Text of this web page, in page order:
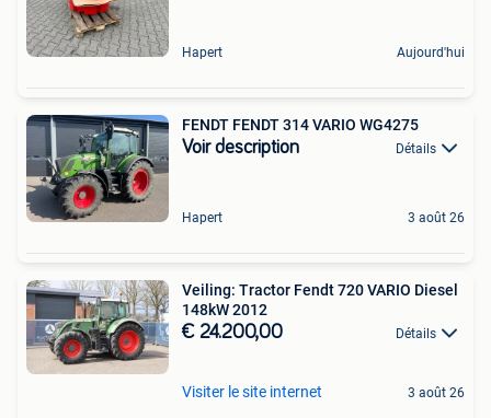
Hapert Aujourd'hui
FENDT FENDT 314 VARIO WG4275
Voir description Détails
Hapert 3 août 26
Veiling: Tractor Fendt 720 VARIO Diesel
148kW 2012
€ 24.200,00 Détails
Visiter le site internet 3 août 26